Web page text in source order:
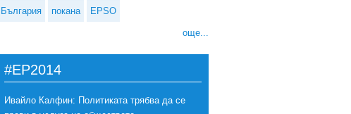
България покана EPSO
още...
#EP2014
Ивайло Калфин: Политиката трябва да се